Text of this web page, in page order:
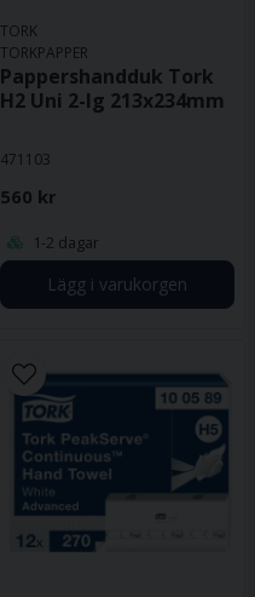
TORK
TORKPAPPER
Pappershandduk Tork
H2 Uni 2-lg 213x234mm
471103
560 kr
1-2 dagar
Lägg i varukorgen